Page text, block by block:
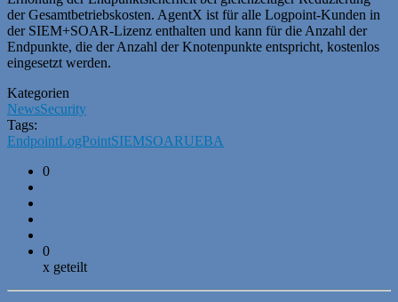
der Gesamtbetriebskosten. AgentX ist für alle Logpoint-Kunden in
der SIEM+SOAR-Lizenz enthalten und kann für die Anzahl der
Endpunkte, die der Anzahl der Knotenpunkte entspricht, kostenlos
eingesetzt werden.
Kategorien
NewsSecurity
Tags:
EndpointLogPointSIEMSOARUEBA
0
0
x geteilt